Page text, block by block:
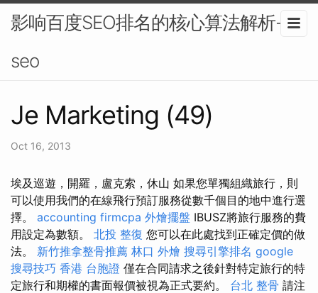
影响百度SEO排名的核心算法解析-
seo
Je Marketing (49)
Oct 16, 2013
埃及巡遊，開羅，盧克索，休山 如果您單獨組織旅行，則
可以使用我們的在線飛行預訂服務從數千個目的地中進行選
擇。 accounting firmcpa 外燴擺盤 IBUSZ將旅行服務的費
用設定為數額。 北投 整復 您可以在此處找到正確定價的做
法。 新竹推拿整骨推薦 林口 外燴 搜尋引擎排名 google
搜尋技巧 香港 台胞證 僅在合同請求之後針對特定旅行的特
定旅行和期權的書面報價被視為正式要約。 台北 整骨 請注